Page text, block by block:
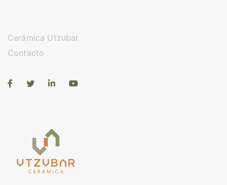
Cerámica Utzubar
Contacto